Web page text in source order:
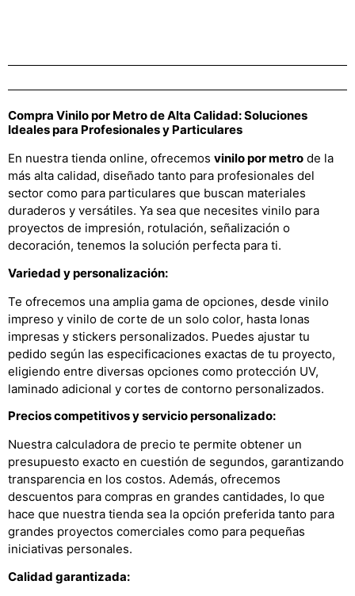
Compra Vinilo por Metro de Alta Calidad: Soluciones
Ideales para Profesionales y Particulares
En nuestra tienda online, ofrecemos vinilo por metro de la
más alta calidad, diseñado tanto para profesionales del
sector como para particulares que buscan materiales
duraderos y versátiles. Ya sea que necesites vinilo para
proyectos de impresión, rotulación, señalización o
decoración, tenemos la solución perfecta para ti.
Variedad y personalización:
Te ofrecemos una amplia gama de opciones, desde vinilo
impreso y vinilo de corte de un solo color, hasta lonas
impresas y stickers personalizados. Puedes ajustar tu
pedido según las especificaciones exactas de tu proyecto,
eligiendo entre diversas opciones como protección UV,
laminado adicional y cortes de contorno personalizados.
Precios competitivos y servicio personalizado:
Nuestra calculadora de precio te permite obtener un
presupuesto exacto en cuestión de segundos, garantizando
transparencia en los costos. Además, ofrecemos
descuentos para compras en grandes cantidades, lo que
hace que nuestra tienda sea la opción preferida tanto para
grandes proyectos comerciales como para pequeñas
iniciativas personales.
Calidad garantizada: